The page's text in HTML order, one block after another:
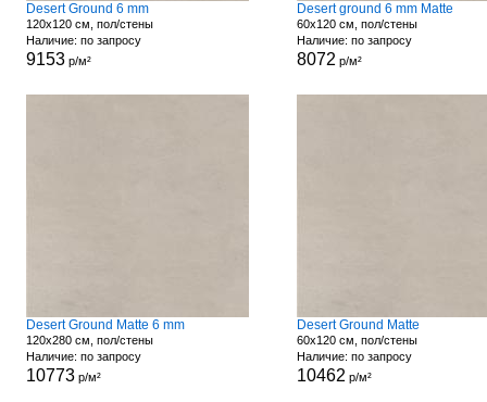
Desert Ground 6 mm
120x120 см, пол/стены
Наличие: по запросу
9153р/м²
Desert ground 6 mm Matte
60x120 см, пол/стены
Наличие: по запросу
8072 р/м²
Desert Ground Matte 6 mm
120x280 см, пол/стены
Наличие: по запросу
10773р/м²
Desert Ground Matte
60x120 см, пол/стены
Наличие: по запросу
10462 р/м²